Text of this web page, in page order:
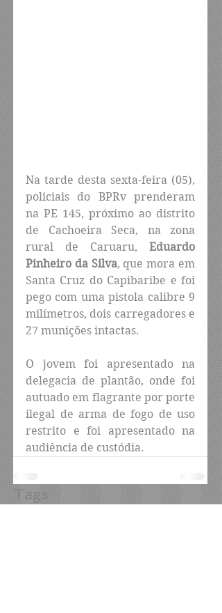
Na tarde desta sexta-feira (05),
policiais do BPRv prenderam
na PE 145, próximo ao distrito
de Cachoeira Seca, na zona
rural de Caruaru, Eduardo
Pinheiro da Silva, que mora em
Santa Cruz do Capibaribe e foi
pego com uma pistola calibre 9
milímetros, dois carregadores e
27 munições intactas.
O jovem foi apresentado na
delegacia de plantão, onde foi
autuado em flagrante por porte
ilegal de arma de fogo de uso
restrito e foi apresentado na
audiência de custódia.
Tags